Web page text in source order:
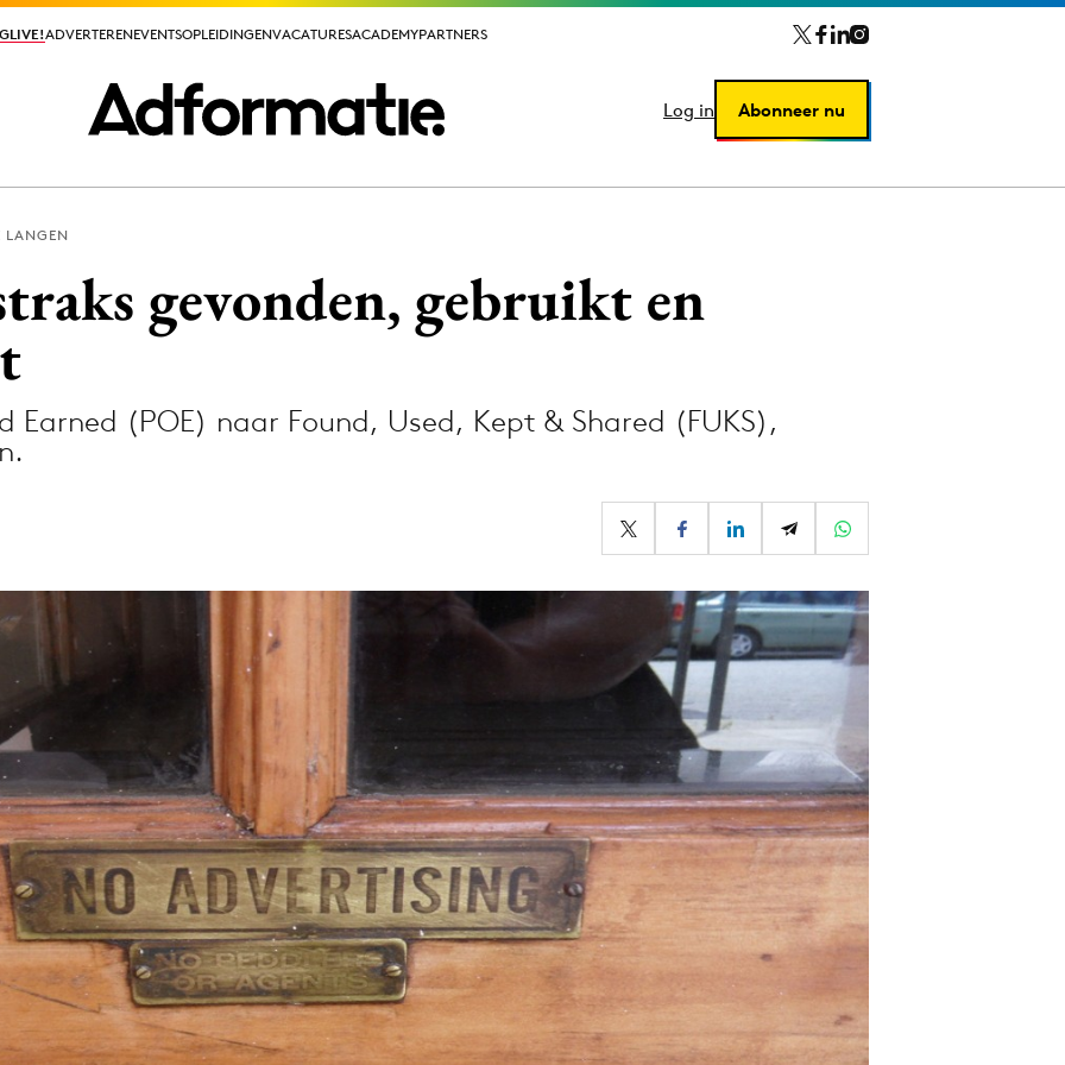
ADVERTERENEVENTSOPLEIDINGENVACATURESACADEMYPARTNERS
Log in Abonneer nu
ADVERTERENEVENTSOPLEIDINGENVACATURESACADEMYPARTNERS
Log in Abonneer nu
Media
Reputatie & crisis
LANGEN
gevonden, gebruikt en
Earned (POE) naar Found, Used, Kept & Shared (FUKS),